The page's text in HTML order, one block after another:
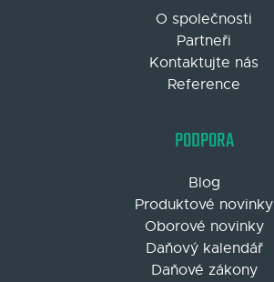
O společnosti
Partneři
Kontaktujte nás
Reference
PODPORA
Blog
Produktové novinky
Oborové novinky
Daňový kalendář
Daňové zákony